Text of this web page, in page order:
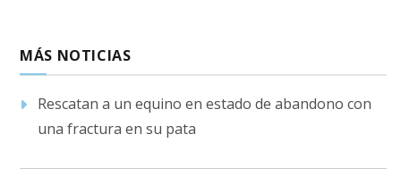
MÁS NOTICIAS
Rescatan a un equino en estado de abandono con
una fractura en su pata